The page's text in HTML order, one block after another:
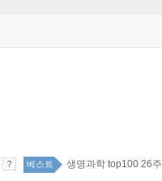
베스트 생명과학 top100 26주